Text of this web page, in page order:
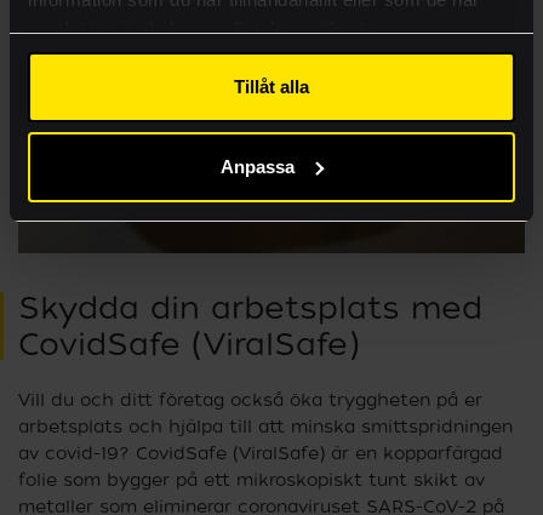
samlat in när du har använt deras tjänster.
Tillåt alla
Anpassa
Skydda din arbetsplats med
CovidSafe (ViralSafe)
Vill du och ditt företag också öka tryggheten på er
arbetsplats och hjälpa till att minska smittspridningen
av covid-19? CovidSafe (ViralSafe) är en kopparfärgad
folie som bygger på ett mikroskopiskt tunt skikt av
metaller som eliminerar coronaviruset SARS-CoV-2 på
Visa mer
Lämna rätt material